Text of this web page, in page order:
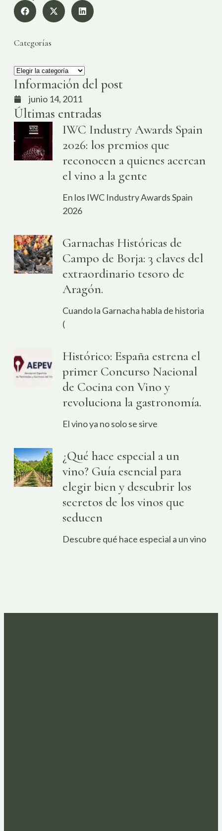
Categorías
Información del post
junio 14, 2011
Últimas entradas
IWC Industry Awards Spain
2026: los premios que
reconocen a quienes acercan
el vino a la gente
En los IWC Industry Awards Spain
2026
Garnachas Históricas de
Campo de Borja: 3 claves del
extraordinario tesoro de
Aragón.
Cuando la Garnacha habla de historia
(
Histórico: España estrena el
primer Concurso Nacional
de Cocina con Vino y
revoluciona la gastronomía.
El vino ya no solo se sirve
¿Qué hace especial a un
vino? Guía esencial para
elegir bien y descubrir los
secretos de los vinos que
seducen
Descubre qué hace especial a un vino